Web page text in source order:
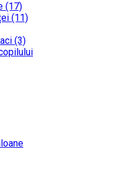
(17)
(11)
(3)